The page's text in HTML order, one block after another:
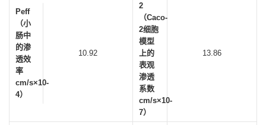
Peff
（小
肠中
的渗
透效
率
cm/s×10-
4）
10.92
2
（Caco-
2细胞
模型
上的
表观
渗透
系数
cm/s×10-
7）
13.86